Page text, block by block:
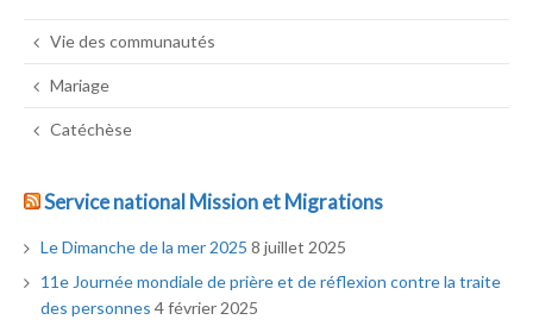
Vie des communautés
Mariage
Catéchèse
Service national Mission et Migrations
Le Dimanche de la mer 2025 8 juillet 2025
11e Journée mondiale de prière et de réflexion contre la traite
des personnes 4 février 2025